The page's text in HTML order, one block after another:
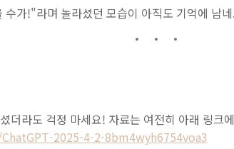
가!"라며 놀라셨던 모습이 아직도 기억에 남
더라도 걱정 마세요! 자료는 여전히 아래 링크
2025-4-2-8bm4wyh6754voa3